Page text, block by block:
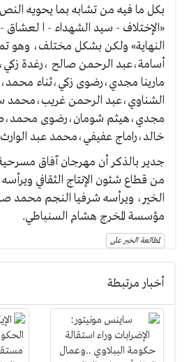
بكل ما فيه من تشابه بما يحويه
«الإختلاف - سيد الشهداء - ا لعشاق
النهاية» ولكن بشكل مختلف، وهو
أسامة،عبد الرحمن صالح ،رغدة
مارينا مجدي،رضوى زكي،ثناء
الشناوي،عبد الرحمن
مجدي،هيثم شومان،رضوى
خالد،راماج عفيفي،محمد عبد
جدير بالذكر أن مهرجان آفاق
من قطاع شئون الإنتاج الثقافي
الخير، ويرأسه شرفيا النجم محمد
مؤسسة المخرج هشام السنباطي.
لمطالعة الخبر على
أخبار مرتبطة